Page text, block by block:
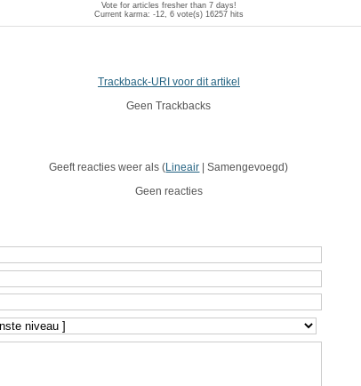
Vote for articles fresher than 7 days!
Current karma: -12, 6 vote(s)16257 hits
Trackback-URI voor dit artikel
Geen Trackbacks
Geeft reacties weer als (Lineair | Samengevoegd)
Geen reacties